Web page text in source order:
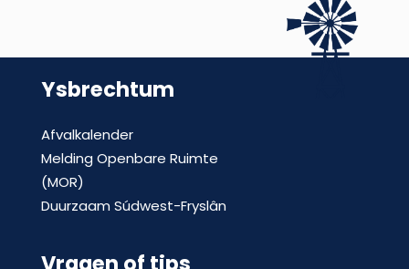
Ysbrechtum
Afvalkalender
Melding Openbare Ruimte
(MOR)
Duurzaam Súdwest-Fryslân